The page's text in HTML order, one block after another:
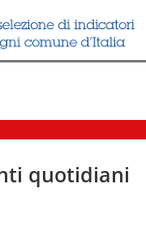
quotidiani